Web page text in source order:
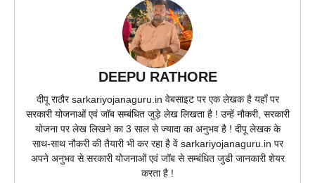
DEEPU RATHORE
दीपू राठौर sarkariyojanaguru.in वेबसाइट पर एक लेखक है यहाँ पर
सरकारी योजनाओं एवं जॉब सम्बंधित जुड़े लेख लिखता है ! उन्हें नौकरी, सरकारी
योजना पर लेख लिखने का 3 साल से ज्यादा का अनुभव है ! दीपू लेखक के
साथ-साथ नौकरी की तैयारी भी कर रहा है वें sarkariyojanaguru.in पर
अपने अनुभव से सरकारी योजनाओं एवं जॉब से सम्बंधित जुडी जानकारी शेयर
करता है !